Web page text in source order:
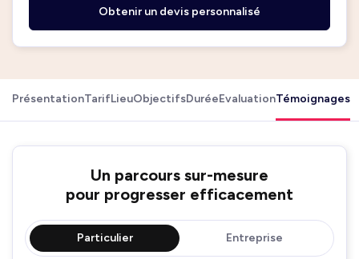
Obtenir un devis personnalisé
PrésentationTarifLieuObjectifsDuréeEvaluationTémoignages
Un parcours sur-mesure
pour progresser efficacement
Particulier Entreprise